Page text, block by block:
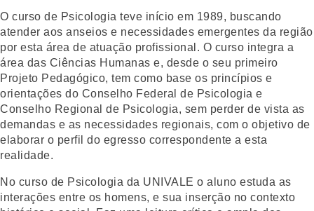
O curso de Psicologia teve início em 1989, buscando
atender aos anseios e necessidades emergentes da região
por esta área de atuação profissional. O curso integra a
área das Ciências Humanas e, desde o seu primeiro
Projeto Pedagógico, tem como base os princípios e
orientações do Conselho Federal de Psicologia e
Conselho Regional de Psicologia, sem perder de vista as
demandas e as necessidades regionais, com o objetivo de
elaborar o perfil do egresso correspondente a esta
realidade.
No curso de Psicologia da UNIVALE o aluno estuda as
interações entre os homens, e sua inserção no contexto